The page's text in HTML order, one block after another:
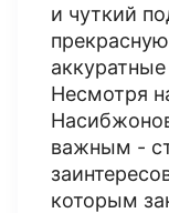
и чуткий
Несмотря
важным -
которым